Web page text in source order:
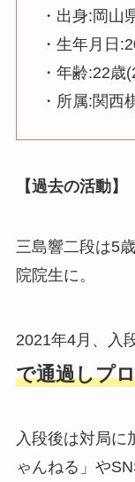
・出身:岡山
・生年月日
・年齢:22歳
・所属:関西
【過去の活動】
三島響二段は5
院院生に。
2021年4月、入
で通過しプ
入段後は対局に
ゃんねる」や